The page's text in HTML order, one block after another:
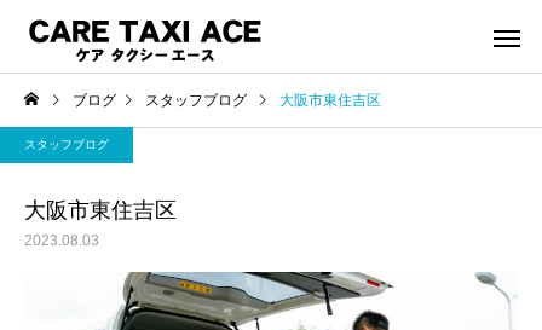
介護タクシー 救援事
スタッフブログ スタッフブログ
ブログ スタッフブログ 大阪市東住吉区
スタッフブログ
大阪市東住吉区
2023.08.03